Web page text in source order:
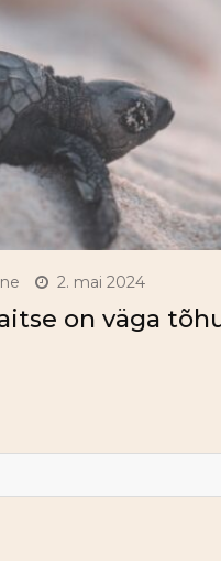
2. mai 2024
on väga